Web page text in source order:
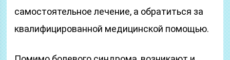
самостоятельное лечение, а обратиться за
квалифицированной медицинской помощью.